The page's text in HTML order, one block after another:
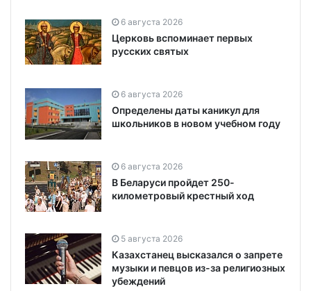
6 августа 2026
Церковь вспоминает первых
русских святых
6 августа 2026
Определены даты каникул для
школьников в новом учебном году
6 августа 2026
В Беларуси пройдет 250-
километровый крестный ход
5 августа 2026
Казахстанец высказался о запрете
музыки и певцов из-за религиозных
убеждений